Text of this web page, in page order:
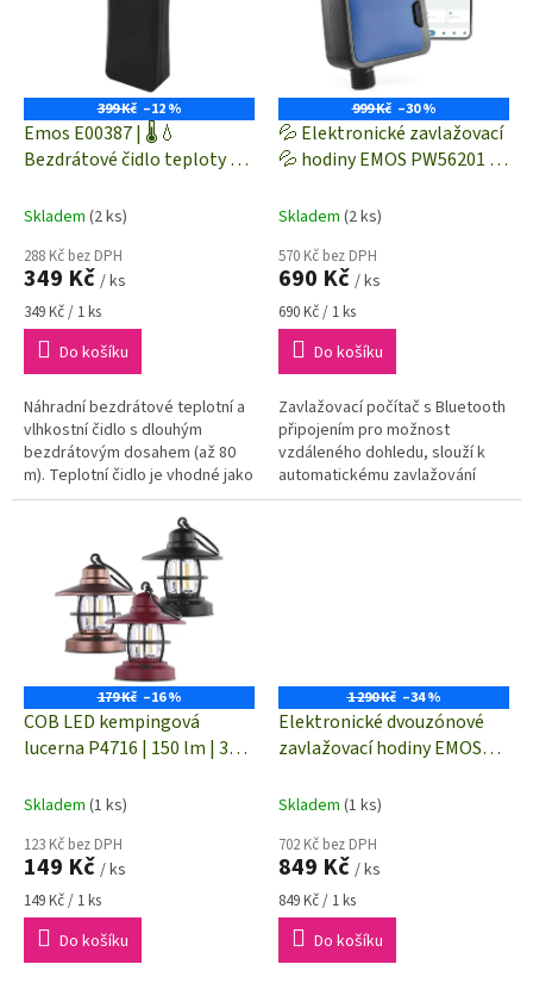
399 Kč –12 %
Emos E00387 | 🌡️💧
Bezdrátové čidlo teploty a
Emos | dosah až 80 m |
Skladem (2 ks)
288 Kč bez DPH
349 Kč / ks
Měrná
cena:
349 Kč / 1 ks
Do košíku
Náhradní bezdrátové teplotní a
vlhkostní čidlo s dlouhým
bezdrátovým dosahem (až 80
m). Teplotní čidlo je vhodné jako
náhradní díl pro vlhkoměry a
meteostanice Emos E0387,...
999 Kč –30 %
💦 Elektronické zavlažovací
💦 hodiny EMOS PW56201 🚰
Skladem (2 ks)
570 Kč bez DPH
690 Kč / ks
Měrná
cena:
690 Kč / 1 ks
Do košíku
Zavlažovací počítač s Bluetooth
připojením pro možnost
vzdáleného dohledu, slouží k
automatickému zavlažování
rostlin. Výrobek je vodotěsný
179 Kč –16 %
COB LED kempingová
lucerna P4716 | 150 lm | 3x
POSLEDNÍ KUS VÍNOVĚ
Skladem (1 ks)
123 Kč bez DPH
149 Kč / ks
Měrná
cena:
149 Kč / 1 ks
Do košíku
1 290 Kč –34 %
Elektronické dvouzónové
zavlažovací hodiny EMOS
ZigBee kompatibilní | 2
Skladem (1 ks)
702 Kč bez DPH
849 Kč / ks
Měrná
cena:
849 Kč / 1 ks
Do košíku